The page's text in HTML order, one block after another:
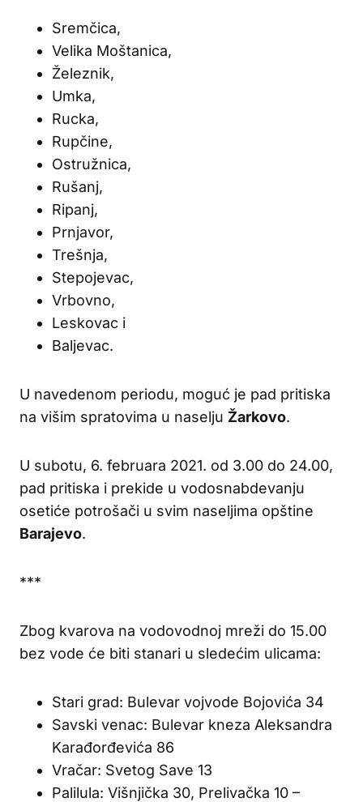
Sremčica,
Velika Moštanica,
Železnik,
Umka,
Rucka,
Rupčine,
Ostružnica,
Rušanj,
Ripanj,
Prnjavor,
Trešnja,
Stepojevac,
Vrbovno,
Leskovac i
Baljevac.
U navedenom periodu, moguć je pad pritiska
na višim spratovima u naselju Žarkovo.
U subotu, 6. februara 2021. od 3.00 do 24.00,
pad pritiska i prekide u vodosnabdevanju
osetiće potrošači u svim naseljima opštine
Barajevo.
***
Zbog kvarova na vodovodnoj mreži do 15.00
bez vode će biti stanari u sledećim ulicama:
Stari grad: Bulevar vojvode Bojovića 34
Savski venac: Bulevar kneza Aleksandra
Karađorđevića 86
Vračar: Svetog Save 13
Palilula: Višnjička 30, Prelivačka 10 –